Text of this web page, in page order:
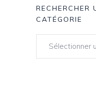
RECHERCHER
CATÉGORIE